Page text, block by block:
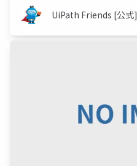
UiPath Friends [公式]